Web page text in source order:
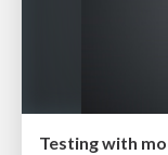
Testing with